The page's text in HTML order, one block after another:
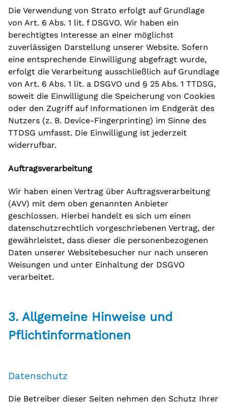
Die Verwendung von Strato erfolgt auf Grundlage
von Art. 6 Abs. 1 lit. f DSGVO. Wir haben ein
berechtigtes Interesse an einer möglichst
zuverlässigen Darstellung unserer Website. Sofern
eine entsprechende Einwilligung abgefragt wurde,
erfolgt die Verarbeitung ausschließlich auf Grundlage
von Art. 6 Abs. 1 lit. a DSGVO und § 25 Abs. 1 TTDSG,
soweit die Einwilligung die Speicherung von Cookies
oder den Zugriff auf Informationen im Endgerät des
Nutzers (z. B. Device-Fingerprinting) im Sinne des
TTDSG umfasst. Die Einwilligung ist jederzeit
widerrufbar.
Auftragsverarbeitung
Wir haben einen Vertrag über Auftragsverarbeitung
(AVV) mit dem oben genannten Anbieter
geschlossen. Hierbei handelt es sich um einen
datenschutzrechtlich vorgeschriebenen Vertrag, der
gewährleistet, dass dieser die personenbezogenen
Daten unserer Websitebesucher nur nach unseren
Weisungen und unter Einhaltung der DSGVO
verarbeitet.
3. Allgemeine Hinweise und
Pflicht­informationen
Datenschutz
Die Betreiber dieser Seiten nehmen den Schutz Ihrer